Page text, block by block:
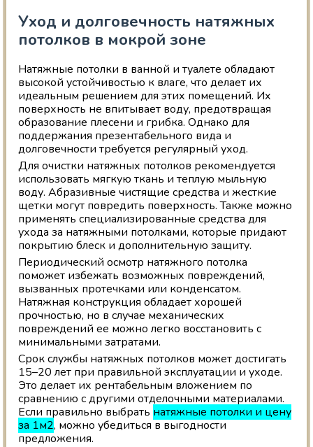
Уход и долговечность натяжных
потолков в мокрой зоне
Натяжные потолки в ванной и туалете обладают
высокой устойчивостью к влаге, что делает их
идеальным решением для этих помещений. Их
поверхность не впитывает воду, предотвращая
образование плесени и грибка. Однако для
поддержания презентабельного вида и
долговечности требуется регулярный уход.
Для очистки натяжных потолков рекомендуется
использовать мягкую ткань и теплую мыльную
воду. Абразивные чистящие средства и жесткие
щетки могут повредить поверхность. Также можно
применять специализированные средства для
ухода за натяжными потолками, которые придают
покрытию блеск и дополнительную защиту.
Периодический осмотр натяжного потолка
поможет избежать возможных повреждений,
вызванных протечками или конденсатом.
Натяжная конструкция обладает хорошей
прочностью, но в случае механических
повреждений ее можно легко восстановить с
минимальными затратами.
Срок службы натяжных потолков может достигать
15–20 лет при правильной эксплуатации и уходе.
Это делает их рентабельным вложением по
сравнению с другими отделочными материалами.
Если правильно выбрать натяжные потолки и цену
за 1м2, можно убедиться в выгодности
предложения.